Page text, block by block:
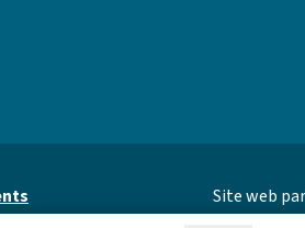
Site web